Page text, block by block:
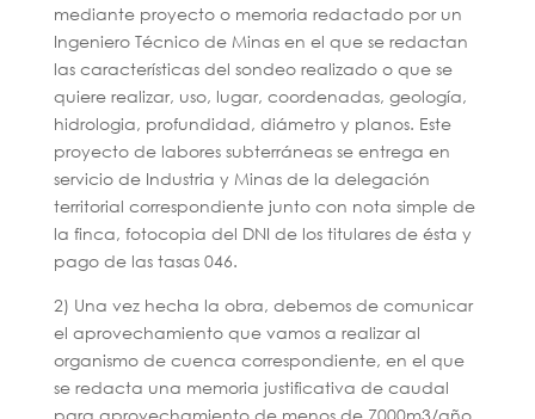
mediante proyecto o memoria redactado por un
Ingeniero Técnico de Minas en el que se redactan
las características del sondeo realizado o que se
quiere realizar, uso, lugar, coordenadas, geología,
hidrologia, profundidad, diámetro y planos. Este
proyecto de labores subterráneas se entrega en
servicio de Industria y Minas de la delegación
territorial correspondiente junto con nota simple de
la finca, fotocopia del DNI de los titulares de ésta y
pago de las tasas 046.
2) Una vez hecha la obra, debemos de comunicar
el aprovechamiento que vamos a realizar al
organismo de cuenca correspondiente, en el que
se redacta una memoria justificativa de caudal